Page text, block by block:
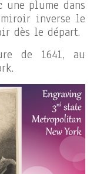
une plume dans
inverse le
dès le départ.
de 1641, au